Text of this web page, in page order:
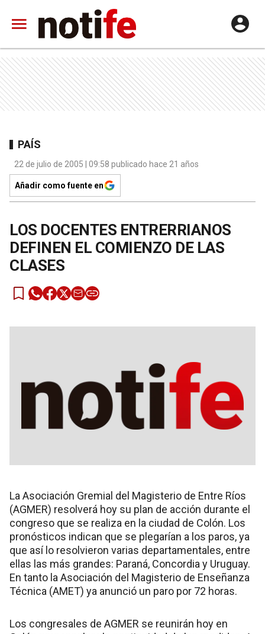
PAÍS
22 de julio de 2005 | 09:58 publicado hace 21 años
Añadir como fuente en
LOS DOCENTES ENTRERRIANOS
DEFINEN EL COMIENZO DE LAS
CLASES
La Asociación Gremial del Magisterio de Entre Ríos
(AGMER) resolverá hoy su plan de acción durante el
congreso que se realiza en la ciudad de Colón. Los
pronósticos indican que se plegarían a los paros, ya
que así lo resolvieron varias departamentales, entre
ellas las más grandes: Paraná, Concordia y Uruguay.
En tanto la Asociación del Magisterio de Enseñanza
Técnica (AMET) ya anunció un paro por 72 horas.
Los congresales de AGMER se reunirán hoy en